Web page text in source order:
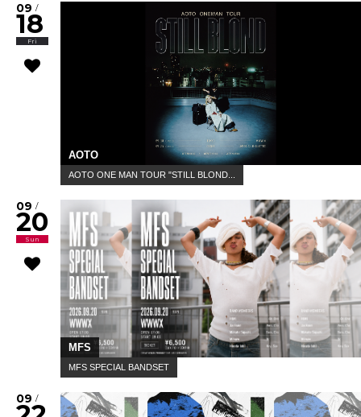
09 /
18
Fri
AOTO
AOTO ONE MAN TOUR "STILL BLOND...
09 /
20
Sun
MFS
MFS SPECIAL BANDSET
09 /